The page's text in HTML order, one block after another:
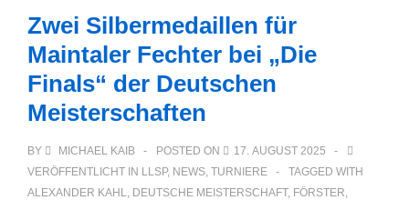
Zwei Silbermedaillen für
Maintaler Fechter bei „Die
Finals“ der Deutschen
Meisterschaften
BY MICHAEL KAIB POSTED ON
17. AUGUST 2025
VERÖFFENTLICHT IN LLSP, NEWS, TURNIERE
TAGGED WITH
ALEXANDER KAHL, DEUTSCHE MEISTERSCHAFT, FÖRSTER,